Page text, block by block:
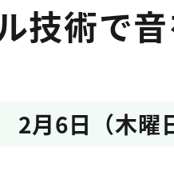
技術で
2月6日（木曜